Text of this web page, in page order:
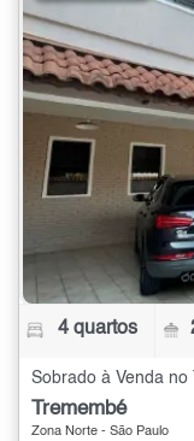
4 quartos
Sobrado à Venda
Tremembé
Zona Norte - São Paulo